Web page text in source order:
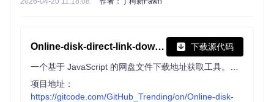
Online-disk-direct-link-download-assistant 下载源代码
项目地址：
https://gitcode.com/GitHub_Trending/on/Online-disk-